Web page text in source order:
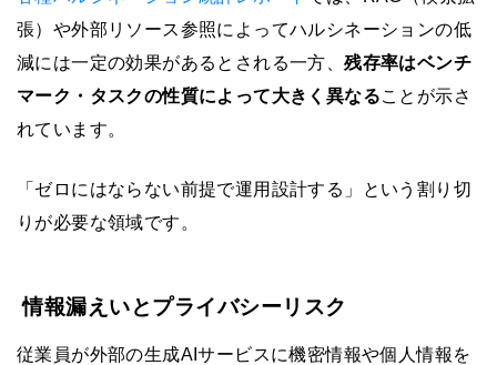
張）や外部リソース参照によってハルシネーションの低
減には一定の効果があるとされる一方、残存率はベンチ
マーク・タスクの性質によって大きく異なることが示さ
れています。
「ゼロにはならない前提で運用設計する」という割り切
りが必要な領域です。
情報漏えいとプライバシーリスク
従業員が外部の生成AIサービスに機密情報や個人情報を